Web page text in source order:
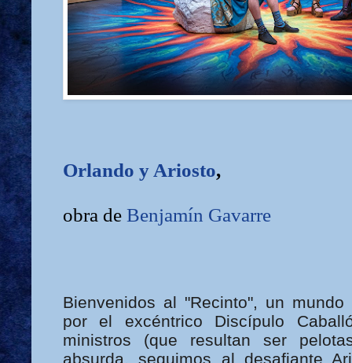
Orlando y Ariosto,
obra de Benjamín Gavarre
Bienvenidos al "Recinto", un mundo
por el excéntrico Discípulo
ministros (que resultan ser
absurda, seguimos al desafiante